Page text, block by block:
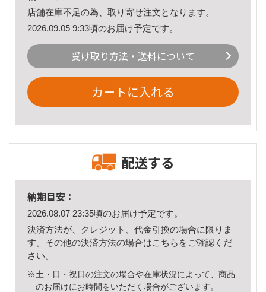
店舗在庫不足の為、取り寄せ注文となります。
2026.09.05 9:33頃のお届け予定です。
受け取り方法・送料について
カートに入れる
配送する
納期目安：
2026.08.07 23:35頃のお届け予定です。
決済方法が、クレジット、代金引換の場合に限りま
す。その他の決済方法の場合はこちら をご確認くだ
さい。
※土・日・祝日の注文の場合や在庫状況によって、商品
のお届けにお時間をいただく場合がございます。